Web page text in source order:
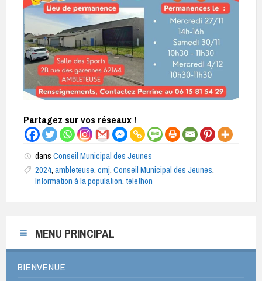
Partagez sur vos réseaux !
dans Conseil Municipal des Jeunes
2024, ambleteuse, cmj, Conseil Municipal des Jeunes,
Information à la population, telethon
MENU PRINCIPAL
BIENVENUE